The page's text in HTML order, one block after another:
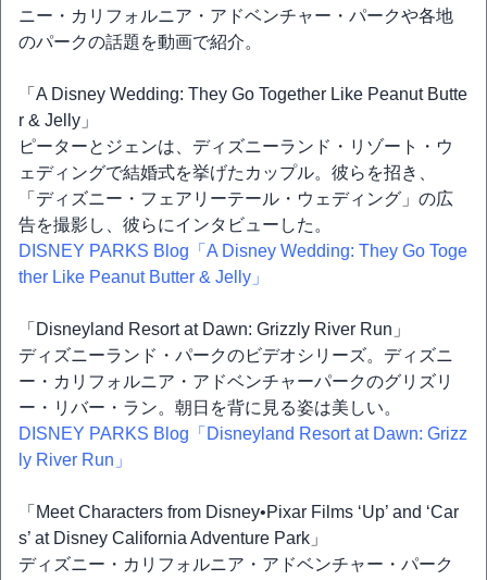
ニー・カリフォルニア・アドベンチャー・パークや各地
のパークの話題を動画で紹介。
「A Disney Wedding: They Go Together Like Peanut Butte
r & Jelly」
ピーターとジェンは、ディズニーランド・リゾート・ウ
ェディングで結婚式を挙げたカップル。彼らを招き、
「ディズニー・フェアリーテール・ウェディング」の広
告を撮影し、彼らにインタビューした。
DISNEY PARKS Blog「A Disney Wedding: They Go Toge
ther Like Peanut Butter & Jelly」
「Disneyland Resort at Dawn: Grizzly River Run」
ディズニーランド・パークのビデオシリーズ。ディズニ
ー・カリフォルニア・アドベンチャーパークのグリズリ
ー・リバー・ラン。朝日を背に見る姿は美しい。
DISNEY PARKS Blog「Disneyland Resort at Dawn: Grizz
ly River Run」
「Meet Characters from Disney•Pixar Films ‘Up’ and ‘Car
s’ at Disney California Adventure Park」
ディズニー・カリフォルニア・アドベンチャー・パーク